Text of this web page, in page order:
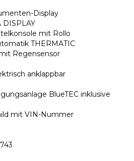
Display
DISPLAY
mit Rollo
THERMATIC
Regensensor
anklappbar
BlueTEC inklusive
mit VIN-Nummer